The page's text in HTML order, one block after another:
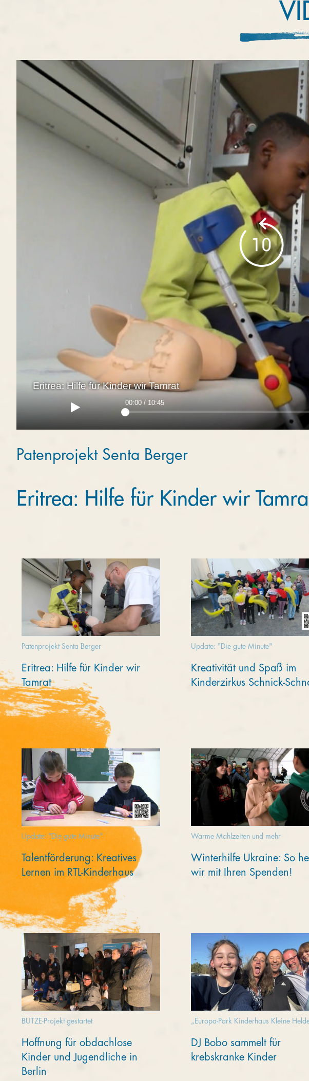
Eritrea: Hilfe für Kinder wir Tamrat
00:00 / 10:45
Patenprojekt Senta Berger
Eritrea: Hilfe für Kinder wir
Patenprojekt Senta Berger
Eritrea: Hilfe für Kinder wir
Tamrat
Update: "Die gute Minute"
Kreativität und Spaß im
Kinderzirkus Schnick-
Update: "Die gute Minute"
Talentförderung: Kreatives
Lernen im RTL-Kinderhaus
Warme Mahlzeiten und mehr
Winterhilfe Ukraine: So
wir mit Ihren Spenden!
BUTZE-Projekt gestartet
Hoffnung für obdachlose
Kinder und Jugendliche in
Berlin
„Europa-Park Kinderhaus Kleine
DJ Bobo sammelt für
krebskranke Kinder